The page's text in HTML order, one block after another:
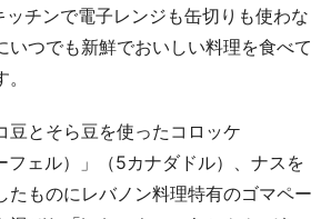
チンで電子レンジも缶切りも使わな
いつでも新鮮でおいしい料理を食べて
とそら豆を使ったコロッケ
フェル）」（5カナダドル）、ナスを
たものにレバノン料理特有のゴマペー